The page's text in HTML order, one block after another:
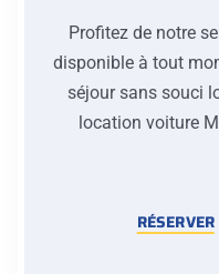
Profitez de notre
disponible à tout
séjour sans souci
location voiture
RÉSERVER